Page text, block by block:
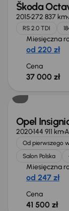
Škoda
2015272 837 km
RS 2.0 TDI
Miesięczna
od 220 zł
Cena
37 000 zł
Opel
2020144 911 km
Od pierwszego
Salon Polska
Miesięczna
od 247 zł
Cena
41 500 zł